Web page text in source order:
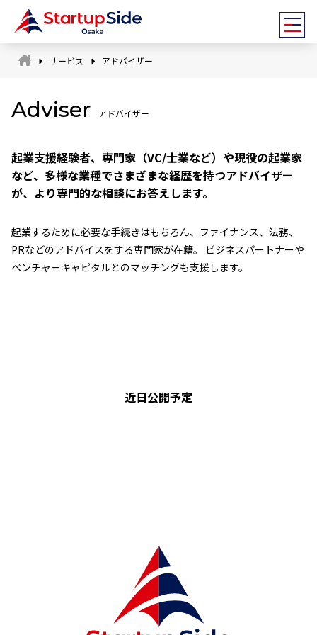
スタッフ
アドバイザー
全国ネットワーク
サービス アドバイザー
Adviser アドバイザー
起業支援経験者、専門家（VC/士業など）や現役の起業家
など、多様な業種でさまざまな経歴を持つアドバイザー
が、より専門的な相談にお答えします。
起業するために必要な手続きはもちろん、ファイナンス、法務、
PRなどのアドバイスをする専門家が在籍。 ビジネスパートナーや
ベンチャーキャピタルとのマッチングも支援します。
近日公開予定